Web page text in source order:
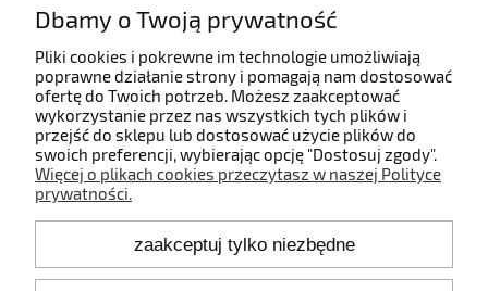
O nas
Kontakt
+48 660 808 853
Dbamy o Twoją prywatność
Pliki cookies i pokrewne im technologie umożliwiają
poprawne działanie strony i pomagają nam dostosować
ofertę do Twoich potrzeb. Możesz zaakceptować
wykorzystanie przez nas wszystkich tych plików i
przejść do sklepu lub dostosować użycie plików do
swoich preferencji, wybierając opcję "Dostosuj zgody".
Więcej o plikach cookies przeczytasz w naszej Polityce
prywatności.
zaakceptuj tylko niezbędne